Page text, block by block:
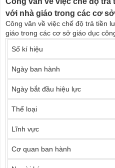
với nhà giáo trong các cơ
Công văn về việc chế độ trả tiền
giáo trong các cơ sở giáo dục
Số kí hiệu
Ngày ban hành
Ngày bắt đầu hiệu lực
Thể loại
Lĩnh vực
Cơ quan ban hành